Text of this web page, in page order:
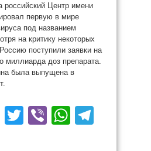
российский Центр имени
первую в мире
под названием
на критику некоторых
поступили заявки на
миллиарда доз препарата.
была выпущена в
Odnoklassniki
Twitter
Viber